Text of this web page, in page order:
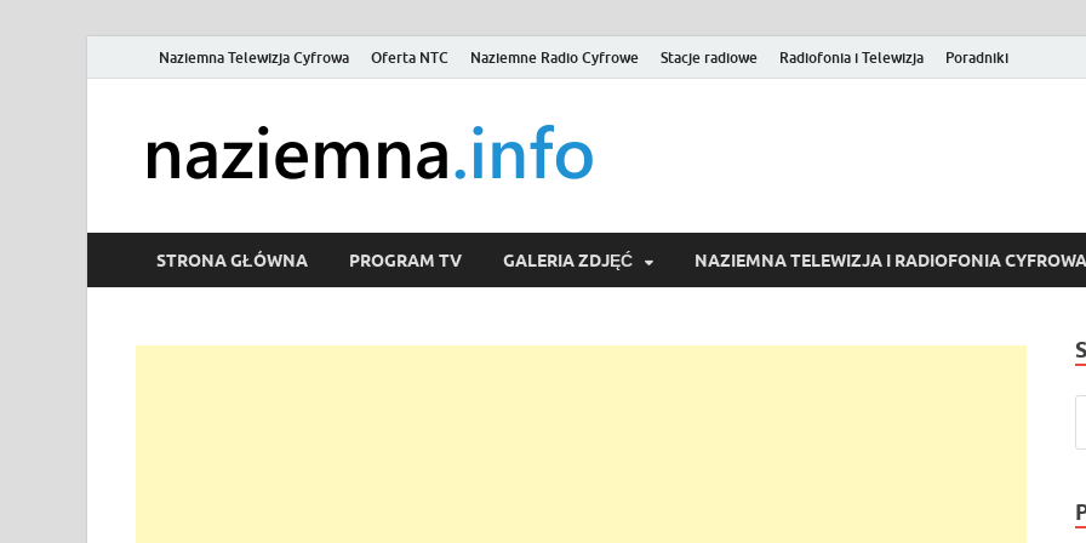
Naziemna Telewizja Cyfrowa Oferta NTC Naziemne Radio Cyfrowe Stacje radiowe Radiofonia i Telewizja Poradniki
Wideo online, VOD
STRONA GŁÓWNA PROGRAM TV GALERIA ZDJĘĆ NAZIEMNA TELEWIZJA I RADIOFONIA CYFROWA